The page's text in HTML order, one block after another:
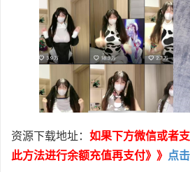
资源下载地址： 如果下方微信或者
此方法进行余额充值再支付》》 点